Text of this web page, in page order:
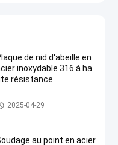
de nid d'abeille en
inoxydable 316 à ha
résistance
de nid de miel en acier i
2025-04-29
au point en acier